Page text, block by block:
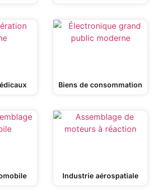
Biens de consommation
Industrie aérospatiale